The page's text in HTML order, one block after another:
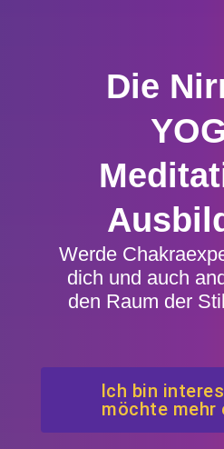
Die
Werde
dich und auch
den Raum der
Ich bin
möchte mehr